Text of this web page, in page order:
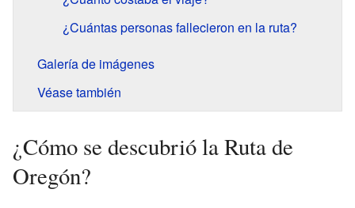
¿Cuántas personas fallecieron en la ruta?
Galería de imágenes
Véase también
¿Cómo se descubrió la Ruta de
Oregón?